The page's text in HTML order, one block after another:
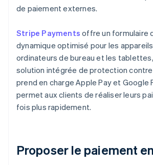
de paiement externes.
Stripe Payments offre un formulaire
dynamique optimisé pour les
ordinateurs de bureau et les
solution intégrée de protection
prend en charge Apple Pay et Google
permet aux clients de réaliser leurs
fois plus rapidement.
Proposer le paiement